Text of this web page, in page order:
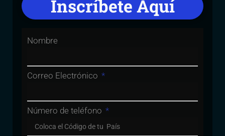
Inscríbete Aquí
Nombre
Correo Electrónico
Número de teléfono